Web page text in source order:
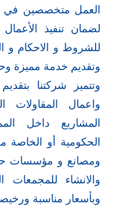
العمل متخصصين في
لضمان تنفيذ
للشروط و الاحكام و
وتقديم خدمة مميزة
وتتميز شركتنا
واعمال المقاولات
المشاريع داخل
الحكومية أو
ومصانع و مؤسسات
والانشاء للمجمعات
وبأسعار مناسبة